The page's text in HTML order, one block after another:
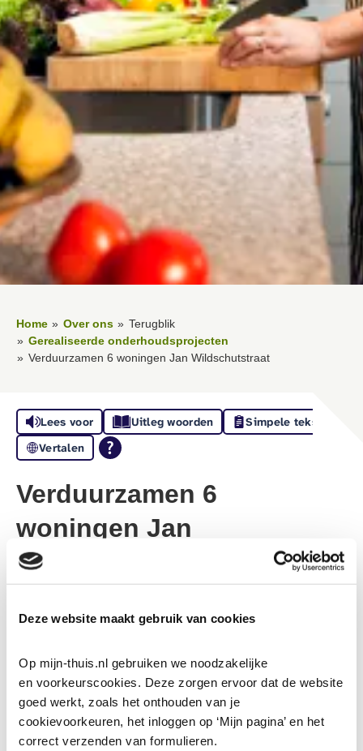
Deze website maakt gebruik van cookies
Op mijn-thuis.nl gebruiken we noodzakelijke
en voorkeurscookies. Deze zorgen ervoor dat de website
goed werkt, zoals het onthouden van je
cookievoorkeuren, het inloggen op ‘Mijn pagina’ en het
correct verzenden van formulieren.
Home Over ons
Terugblik
Gerealiseerde onderhoudsprojecten
Verduurzamen 6 woningen Jan Wildschutstraat
Lees voor Uitleg woorden
Simpele tekst
Vertalen
Verduurzamen 6
woningen Jan
Wildschutstraat
verduurzamen, isoleren en aardgasvrij maken van
haar woningen.
In 2025 zijn de werkzaamheden in de 6 woningen aan de